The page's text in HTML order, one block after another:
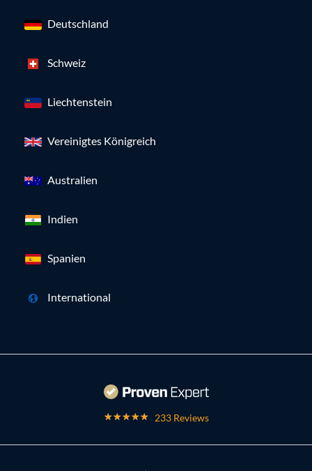
Deutschland
Schweiz
Liechtenstein
Vereinigtes Königreich
Australien
Indien
Spanien
International
233 Reviews